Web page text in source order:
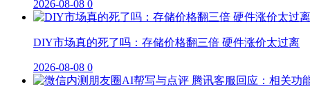
2026-08-08 0
DIY市场真的死了吗：存储价格翻三倍 硬件涨价太过离
2026-08-08 0